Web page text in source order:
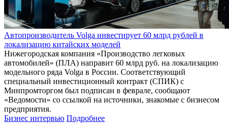
Автопроизводитель Volga инвестирует 60 млрд рублей в
локализацию китайских моделей
Нижегородская компания «Производство легковых
автомобилей» (ПЛА) направит 60 млрд руб. на локализацию
модельного ряда Volga в России. Соответствующий
специальный инвестиционный контракт (СПИК) с
Минпромторгом был подписан в феврале, сообщают
«Ведомости» со ссылкой на источники, знакомые с бизнесом
предприятия.
Бизнес интервью Подробнее